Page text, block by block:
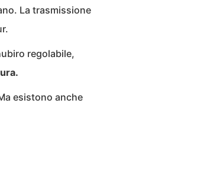
La trasmissione
regolabile,
esistono anche